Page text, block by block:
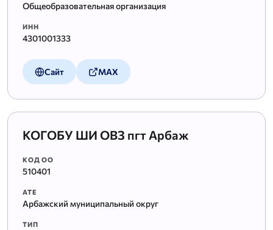
Общеобразовательная организация
ИНН
4301001333
Сайт MAX
КОГОБУ ШИ ОВЗ пгт Арбаж
КОД ОО
510401
АТЕ
Арбажский муниципальный округ
ТИП